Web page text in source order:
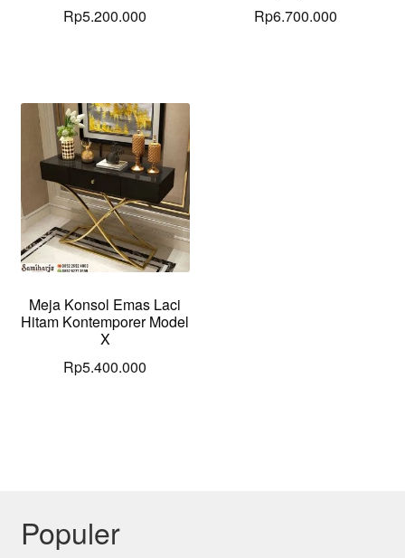
Rp5.200.000
Rp6.700.000
Meja Konsol Emas Laci
Hitam Kontemporer Model
X
Rp5.400.000
Populer